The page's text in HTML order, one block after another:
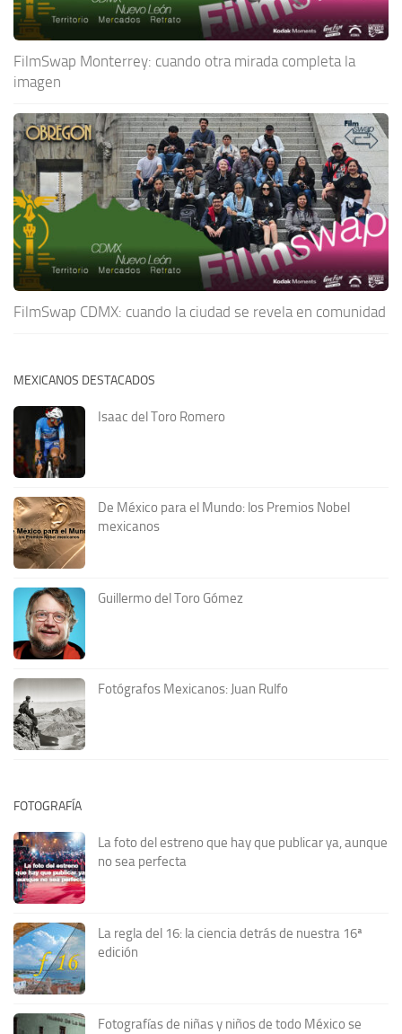
FilmSwap Monterrey: cuando otra mirada completa la
imagen
FilmSwap CDMX: cuando la ciudad se revela en comunidad
MEXICANOS DESTACADOS
Isaac del Toro Romero
De México para el Mundo: los Premios Nobel
mexicanos
Guillermo del Toro Gómez
Fotógrafos Mexicanos: Juan Rulfo
FOTOGRAFÍA
La foto del estreno que hay que publicar ya, aunque
no sea perfecta
La regla del 16: la ciencia detrás de nuestra 16ª
edición
Fotografías de niñas y niños de todo México se